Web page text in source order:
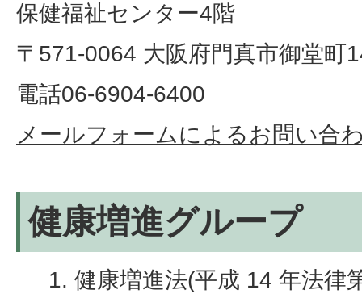
保健福祉センター4階
〒571-0064 大阪府門真市御堂町
電話06-6904-6400
メールフォームによるお問い合
健康増進グループ
健康増進法(平成 14 年法律